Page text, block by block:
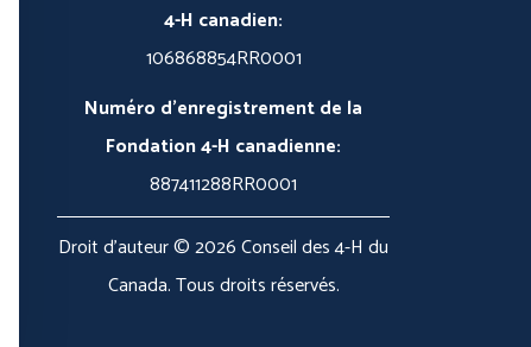
4-H canadien:
106868854RR0001
Numéro d'enregistrement de la
Fondation 4-H canadienne:
887411288RR0001
Droit d'auteur © 2026 Conseil des 4-H du
Canada. Tous droits réservés.